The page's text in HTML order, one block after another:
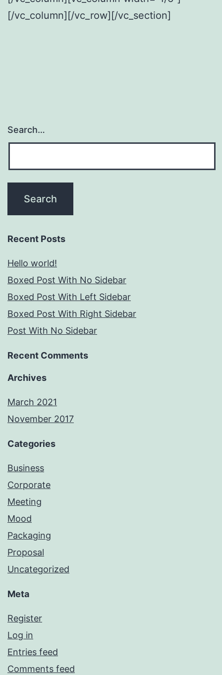
[/vc_column][/vc_row][/vc_section]
Search…
Recent Posts
Hello world!
Boxed Post With No Sidebar
Boxed Post With Left Sidebar
Boxed Post With Right Sidebar
Post With No Sidebar
Recent Comments
Archives
March 2021
November 2017
Categories
Business
Corporate
Meeting
Mood
Packaging
Proposal
Uncategorized
Meta
Register
Log in
Entries feed
Comments feed